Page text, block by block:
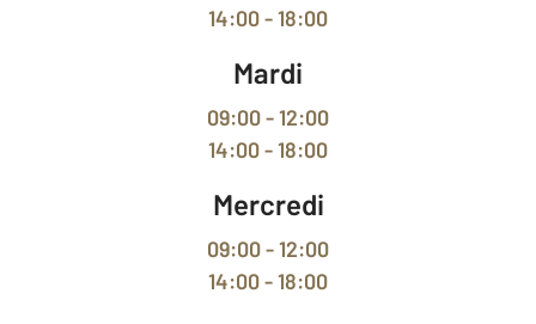
14:00 - 18:00
Mardi
09:00 - 12:00
14:00 - 18:00
Mercredi
09:00 - 12:00
14:00 - 18:00